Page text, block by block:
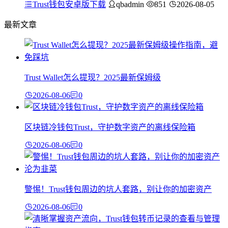
Trust钱包安卓版下载 qbadmin 851 2026-08-05
最新文章
Trust Wallet怎么提现？2025最新保姆级
2026-08-06 0
区块链冷钱包Trust，守护数字资产的离线保险箱
2026-08-06 0
警惕！Trust钱包周边的坑人套路，别让你的加密资产
2026-08-06 0